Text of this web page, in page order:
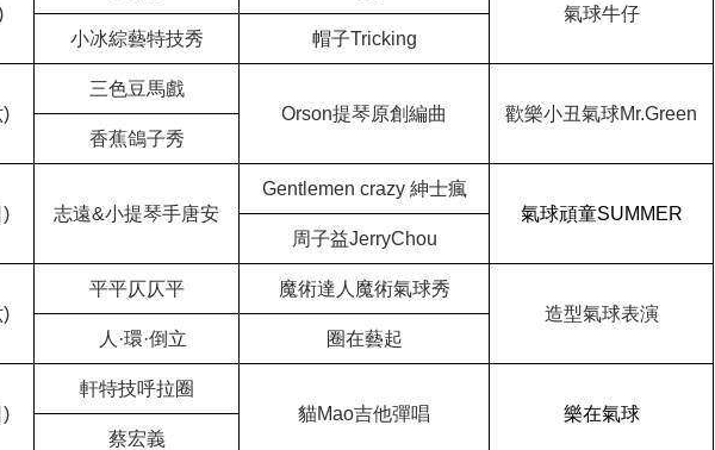
氣球牛仔
小冰綜藝特技秀
帽子Tricking
三色豆馬戲
Orson提琴原創編曲
歡樂小丑氣球Mr.Green
香蕉鴿子秀
志遠&小提琴手唐安
Gentlemen crazy 紳士瘋
氣球頑童SUMMER
周子益JerryChou
平平仄仄平
魔術達人魔術氣球秀
造型氣球表演
人·環·倒立
圈在藝起
軒特技呼拉圈
貓Mao吉他彈唱
樂在氣球
蔡宏義